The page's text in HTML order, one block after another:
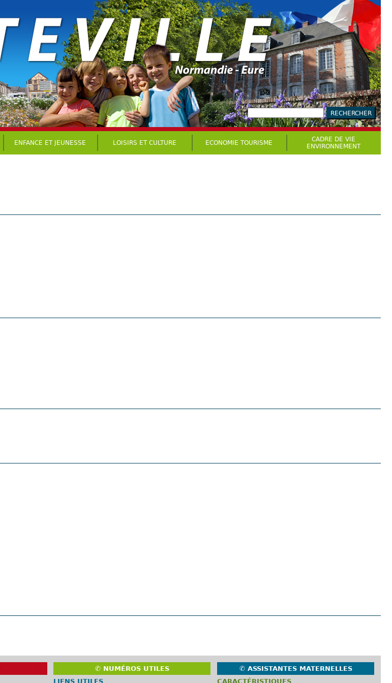
ENFANCE ET JEUNESSE LOISIRS ET CULTURE ECONOMIE TOURISME
CADRE DE VIE
ENVIRONNEMENT
✆ NUMÉROS UTILES
✆ ASSISTANTES MATERNELLES
LIENS UTILES CARACTÉRISTIQUES